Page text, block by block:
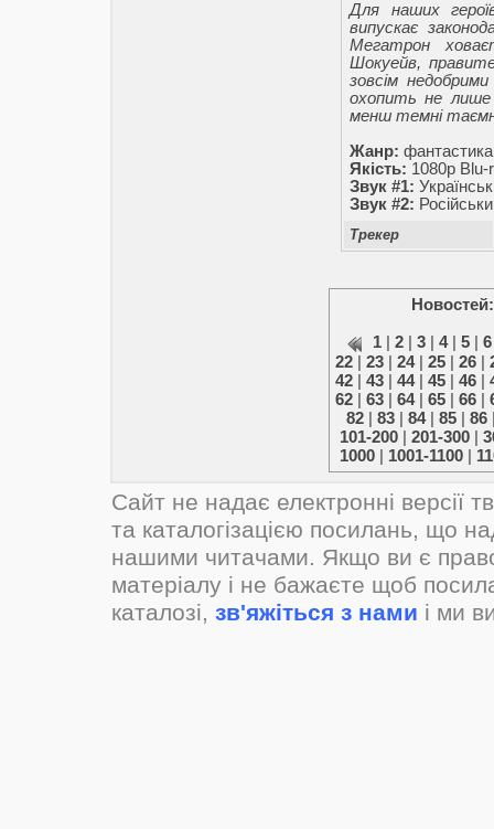
Для наших
випускає
Мегатрон
Шокуейв,
зовсім
охопить не лише
менш темні
Жанр:
Якість: 1080p
Звук #1:
Звук #2:
Трекер
1 | 2 | 3 | 4| 5 | 6
22 | 23 | 24| 25 | 26 |
42 | 43 | 44| 45 | 46 |
62 | 63 | 64| 65 | 66 |
82 | 83 | 84| 85 | 86
101-200| 201-300|
1000| 1001-1100|
Сайт не надає електронні версії
та каталогізацією посилань, що
нашими читачами. Якщо ви є
матеріалу і не бажаєте щоб
каталозі, зв'яжіться з нами і ми